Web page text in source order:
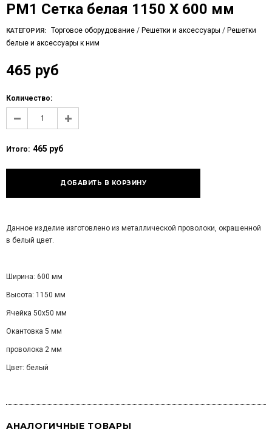
РМ1 Сетка белая 1150 Х 600 мм
КАТЕГОРИЯ: Торговое оборудование / Решетки и аксессуары / Решетки
белые и аксессуары к ним
465 руб
Количество:
Итого: 465 руб
Данное изделие изготовлено из металлической проволоки, окрашенной
в белый цвет.
Ширина: 600 мм
Высота: 1150 мм
Ячейка 50х50 мм
Окантовка 5 мм
проволока 2 мм
Цвет: белый
АНАЛОГИЧНЫЕ ТОВАРЫ